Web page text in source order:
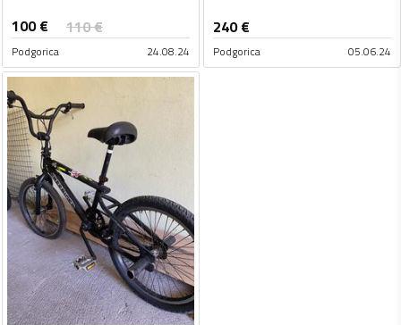
100€ 110€
Podgorica 24.08.24
240€
Podgorica 05.06.24